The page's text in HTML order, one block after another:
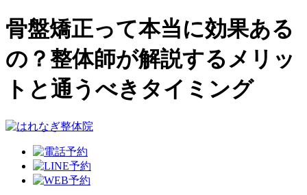
骨盤矯正って本当に効果ある
の？整体師が解説するメリッ
トと通うべきタイミング